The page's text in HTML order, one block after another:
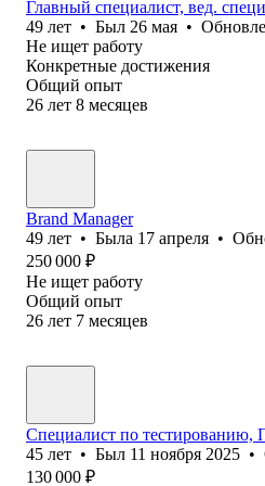
Главный специалист, вед.
49 лет • Был 26 мая •
Не ищет работу
Конкретные достижения
Общий опыт
26 лет 8 месяцев
Brand Manager
49 лет • Была 17 апреля •
250 000 ₽
Не ищет работу
Общий опыт
26 лет 7 месяцев
Специалист по тестированию,
45 лет • Был 11 ноября 2025 •
130 000 ₽